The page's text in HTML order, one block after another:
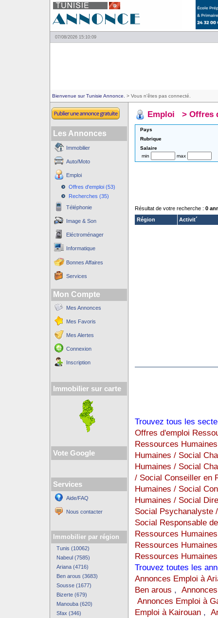
07/08/2026 15:10:09
Bienvenue sur Tunisie Annonce. > Vous n'êtes pas connecté.
Les Annonces
Immobilier
Auto/Moto
Emploi
Offres d'emploi (53)
Recherches (35)
Téléphonie
Image & Son
Eléctroménager
Informatique
Bonnes Affaires
Services
Mon Compte
Mes Annonces
Mes Favoris
Mes Alertes
Connexion
Inscription
Immobilier sur carte
Vote Google
Services
Aide/FAQ
Nous contacter
Immobilier par région
Tunis (10062)
Nabeul (7585)
Ariana (4716)
Ben arous (3683)
Sousse (1677)
Bizerte (679)
Manouba (620)
Sfax (346)
Emploi > Offres
Pays
Rubrique
Salaire
min
max
Résultat de votre recherche : 0
Région
Activit´
Trouvez tous les
Offres d'emploi
Ressources
Humaines / Social
Humaines / Social
/ Social Conseiller en
Humaines / Social
Humaines / Social
Social Psychanalyste
Social Responsable
Ressources
Ressources
Ressources
Trouvez toutes les
Annonces Emploi à
Ben arous ,
Annonces Emploi à
Emploi à Kairouan,